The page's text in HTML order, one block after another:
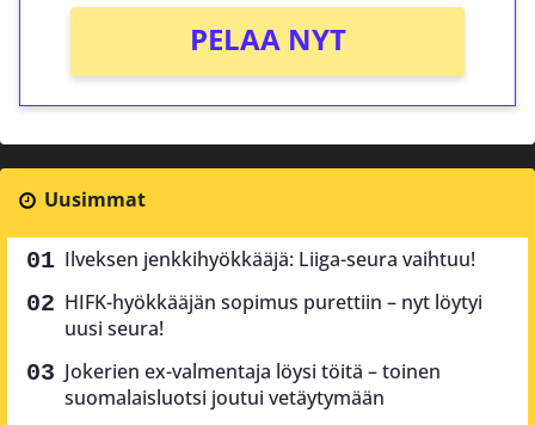
PELAA NYT
Uusimmat
Ilveksen jenkkihyökkääjä: Liiga-seura vaihtuu!
HIFK-hyökkääjän sopimus purettiin – nyt löytyi
uusi seura!
Jokerien ex-valmentaja löysi töitä – toinen
suomalaisluotsi joutui vetäytymään